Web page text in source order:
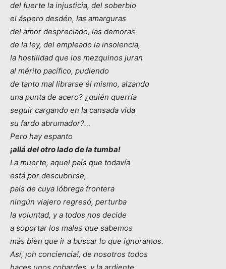
del fuerte la injusticia, del soberbio
el áspero desdén, las amarguras
del amor despreciado, las demoras
de la ley, del empleado la insolencia,
la hostilidad que los mezquinos juran
al mérito pacífico, pudiendo
de tanto mal librarse él mismo, alzando
una punta de acero? ¿quién querría
seguir cargando en la cansada vida
su fardo abrumador?…
Pero hay espanto
¡allá del otro lado de la tumba!
La muerte, aquel país que todavía
está por descubrirse,
país de cuya lóbrega frontera
ningún viajero regresó, perturba
la voluntad, y a todos nos decide
a soportar los males que sabemos
más bien que ir a buscar lo que ignoramos.
Así, ¡oh conciencia!, de nosotros todos